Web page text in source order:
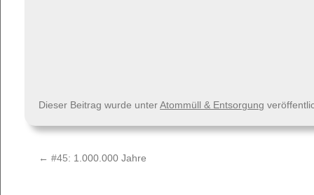
Dieser Beitrag wurde unterAtommüll & Entsorgung
← #45: 1.000.000 Jahre